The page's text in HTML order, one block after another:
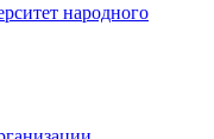
народного